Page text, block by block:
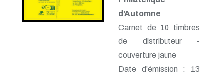
d'Automne
Carnet de 10 timbres
de distributeur -
couverture jaune
Date d'émission : 13